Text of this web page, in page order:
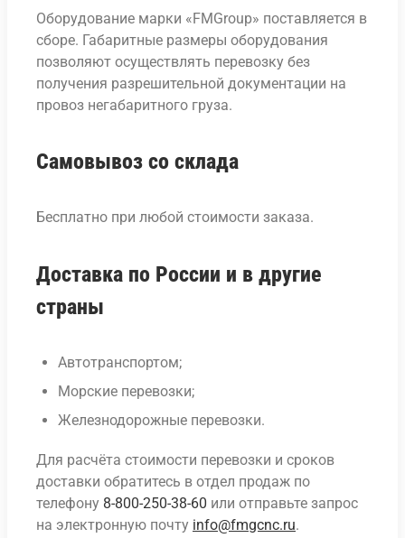
Оборудование марки «FMGroup» поставляется в
сборе. Габаритные размеры оборудования
позволяют осуществлять перевозку без
получения разрешительной документации на
провоз негабаритного груза.
Самовывоз со склада
Бесплатно при любой стоимости заказа.
Доставка по России и в другие
страны
Автотранспортом;
Морские перевозки;
Железнодорожные перевозки.
Для расчёта стоимости перевозки и сроков
доставки обратитесь в отдел продаж по
телефону 8-800-250-38-60 или отправьте запрос
на электронную почту info@fmgcnc.ru.